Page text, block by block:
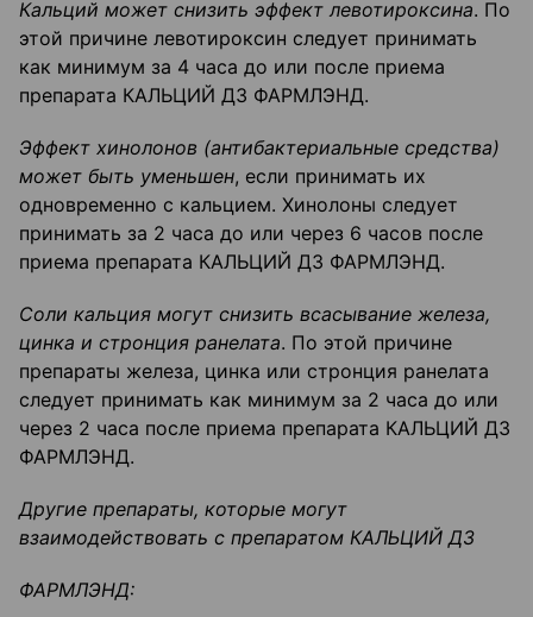
Кальций может снизить эффект левотироксина. По
этой причине левотироксин следует принимать
как минимум за 4 часа до или после приема
препарата КАЛЬЦИЙ Д3 ФАРМЛЭНД.
Эффект хинолонов (антибактериальные средства)
может быть уменьшен, если принимать их
одновременно с кальцием. Хинолоны следует
принимать за 2 часа до или через 6 часов после
приема препарата КАЛЬЦИЙ Д3 ФАРМЛЭНД.
Соли кальция могут снизить всасывание железа,
цинка и стронция ранелата. По этой причине
препараты железа, цинка или стронция ранелата
следует принимать как минимум за 2 часа до или
через 2 часа после приема препарата КАЛЬЦИЙ Д3
ФАРМЛЭНД.
Другие препараты, которые могут
взаимодействовать с препаратом КАЛЬЦИЙ Д3
ФАРМЛЭНД: